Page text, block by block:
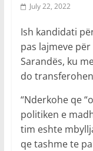
July 22, 2022
Ish kandidati
pas lajmeve
Sarandës, ku
do
“Nderkohe qe
politiken e
tim eshte
qe tashme te